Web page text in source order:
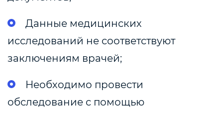
Данные медицинских
исследований не соответствуют
заключениям врачей;
Необходимо провести
обследование с помощью